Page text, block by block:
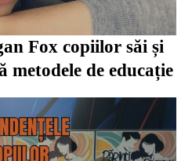
Fox copiilor săi și
metodele de educație